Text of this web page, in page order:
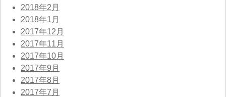
2018年2月
2018年1月
2017年12月
2017年11月
2017年10月
2017年9月
2017年8月
2017年7月